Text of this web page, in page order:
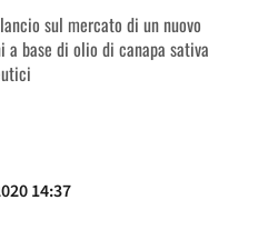
sul mercato di un nuovo
base di olio di canapa sativa
14:37